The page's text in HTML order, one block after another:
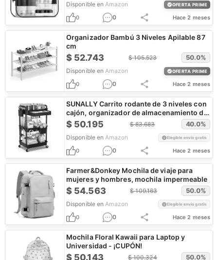
Disponible en Amazon OFERTA PRIME
0 0 Hace 2 meses
Organizador Bambú 3 Niveles Apilable 87
cm
$ 52.743 $105.523 50.0%
Disponible en Amazon OFERTA PRIME
0 0 Hace 2 meses
SUNALLY Carrito rodante de 3 niveles con
cajón, organizador de almacenamiento de
baño
$ 50.195 $83.683 40.0%
Disponible en Amazon Elegible envío gratis
0 0 Hace 2 meses
Farmer&Donkey Mochila de viaje para
mujeres y hombres, mochila impermeable
$ 54.563 $109.163 50.0%
Disponible en Amazon Elegible envío gratis
0 0 Hace 2 meses
Mochila Floral Kawaii para Laptop y
Universidad - ¡CUPÓN!
$ 50.143 $100.324 50.0%